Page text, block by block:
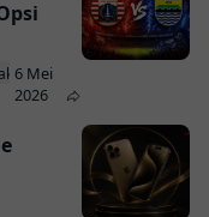
6 Mei
2026